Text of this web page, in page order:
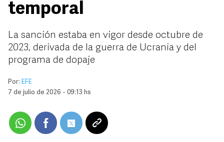
temporal
La sanción estaba en vigor desde octubre de
2023, derivada de la guerra de Ucrania y del
programa de dopaje
Por: EFE
7 de julio de 2026 - 09:13 hs